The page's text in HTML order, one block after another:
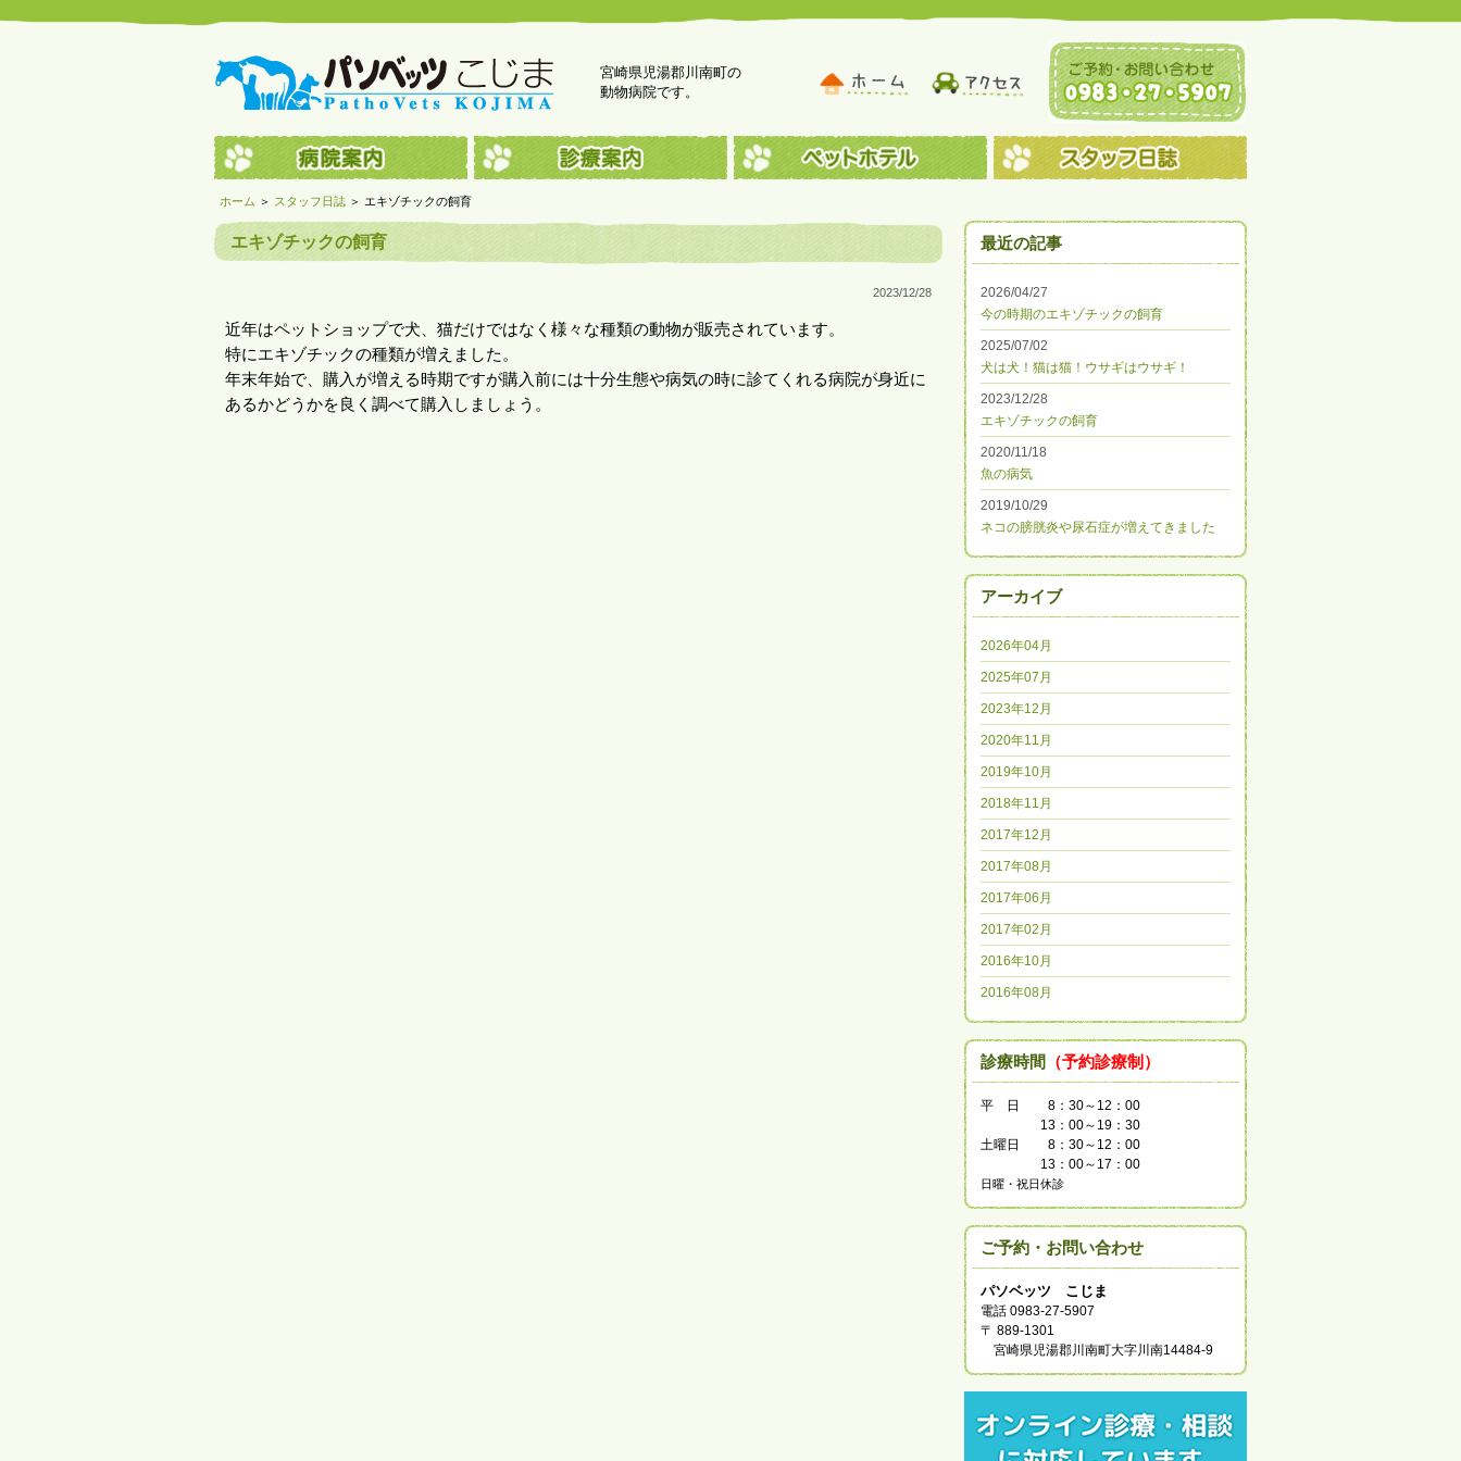
宮崎県児湯郡川南町の
動物病院です。
ホーム ＞ スタッフ日誌 ＞ エキゾチックの飼育
エキゾチックの飼育
2023/12/28
近年はペットショップで犬、猫だけではなく様々な種類の動物が販売されています。
特にエキゾチックの種類が増えました。
年末年始で、購入が増える時期ですが購入前には十分生態や病気の時に診てくれる病院が身近に
あるかどうかを良く調べて購入しましょう。
最近の記事
2026/04/27
今の時期のエキゾチックの飼育
2025/07/02
犬は犬！猫は猫！ウサギはウサギ！
2023/12/28
エキゾチックの飼育
2020/11/18
魚の病気
2019/10/29
ネコの膀胱炎や尿石症が増えてきました
アーカイブ
2026年04月
2025年07月
2023年12月
2020年11月
2019年10月
2018年11月
2017年12月
2017年08月
2017年06月
2017年02月
2016年10月
2016年08月
診療時間 （予約診療制）
平 日
8：30～12：00
13：00～19：30
土曜日
8：30～12：00
13：00～17：00
日曜・祝日休診
ご予約・お問い合わせ
パソベッツ こじま
電話 0983-27-5907
〒 889-1301
宮崎県児湯郡川南町大字川南14484-9